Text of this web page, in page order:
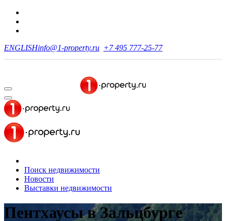
ENGLISHinfo@1-property.ru +7 495 777-25-77
Поиск недвижимости
Новости
Выставки недвижимости
Пентхаусыв Зальцбурге